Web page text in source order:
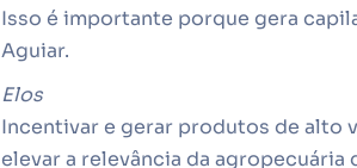
Isso é importante porque gera
Aguiar.
Elos
Incentivar e gerar produtos de alto
elevar a relevância da agropecuária